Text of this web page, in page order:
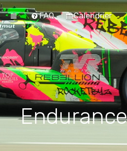
FAQ Calendrier